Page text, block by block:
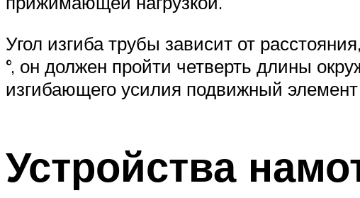
Угол изгиба трубы зависит от
°, он должен пройти четверть длины
изгибающего усилия подвижный
Устройства